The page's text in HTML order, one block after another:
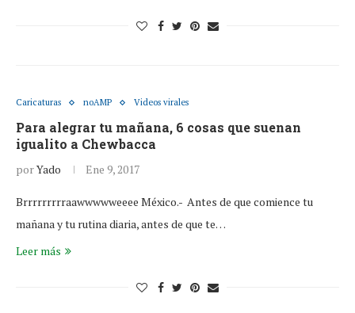
Caricaturas noAMP Videos virales
Para alegrar tu mañana, 6 cosas que suenan
igualito a Chewbacca
porYado Ene 9, 2017
Brrrrrrrrraawwwwweeee México.- Antes de que comience tu
mañana y tu rutina diaria, antes de que te…
Leer más